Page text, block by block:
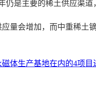
是主要的稀土供应渠道
会增加，而中重稀土
磁体生产基地在内的4项